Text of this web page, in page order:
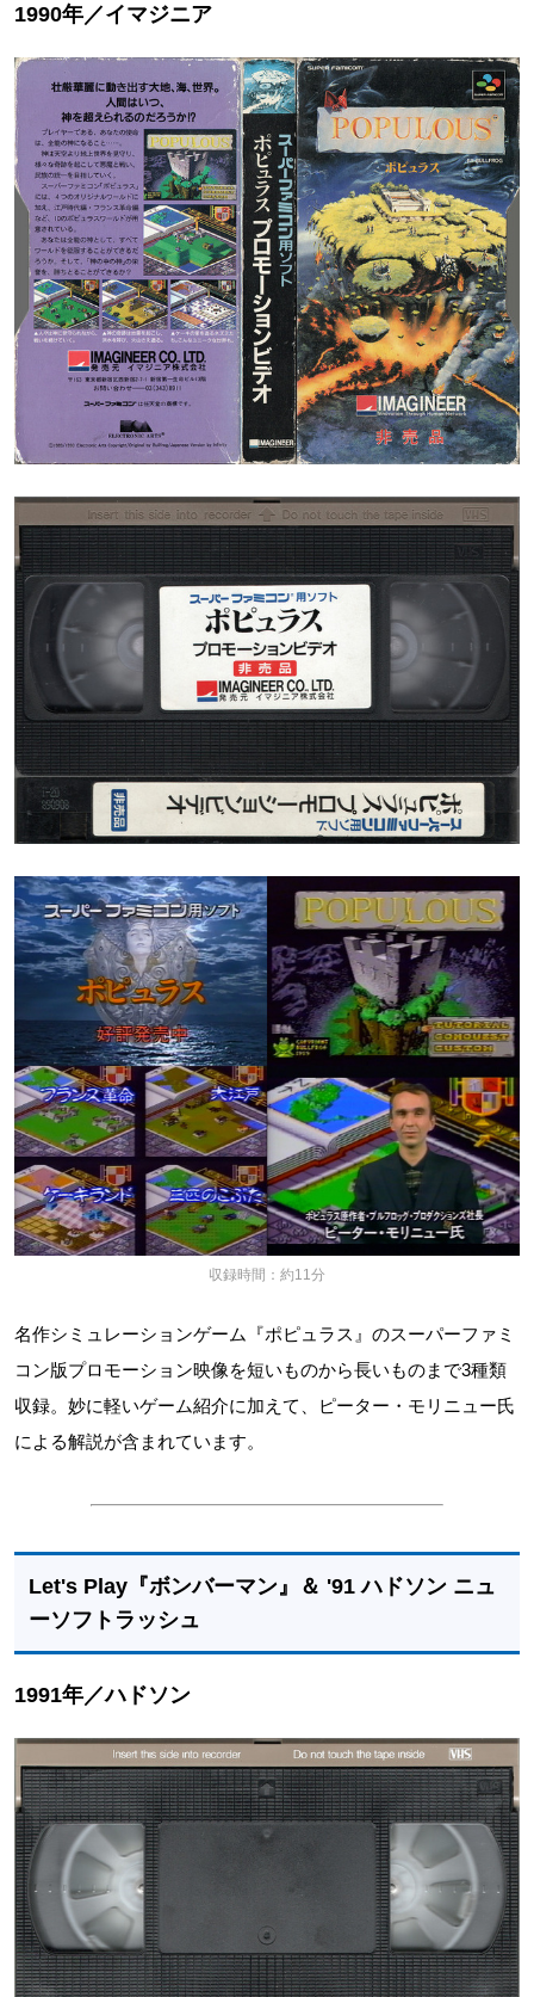
1990年／イマジニア
収録時間：約11分
名作シミュレーションゲーム『ポピュラス』のスーパーファミ
コン版プロモーション映像を短いものから長いものまで3種類
収録。妙に軽いゲーム紹介に加えて、ピーター・モリニュー氏
による解説が含まれています。
Let's Play『ボンバーマン』＆ '91 ハドソン ニュ
ーソフトラッシュ
1991年／ハドソン